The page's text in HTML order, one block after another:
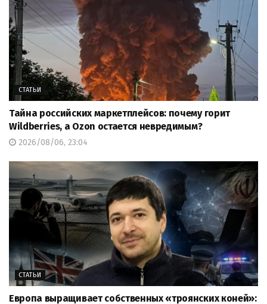
СТАТЬИ
Тайна российских маркетплейсов: почему горит
Wildberries, а Ozon остается невредимым?
2026/08/06, 23:04
СТАТЬИ
Европа выращивает собственных «троянских коней»: